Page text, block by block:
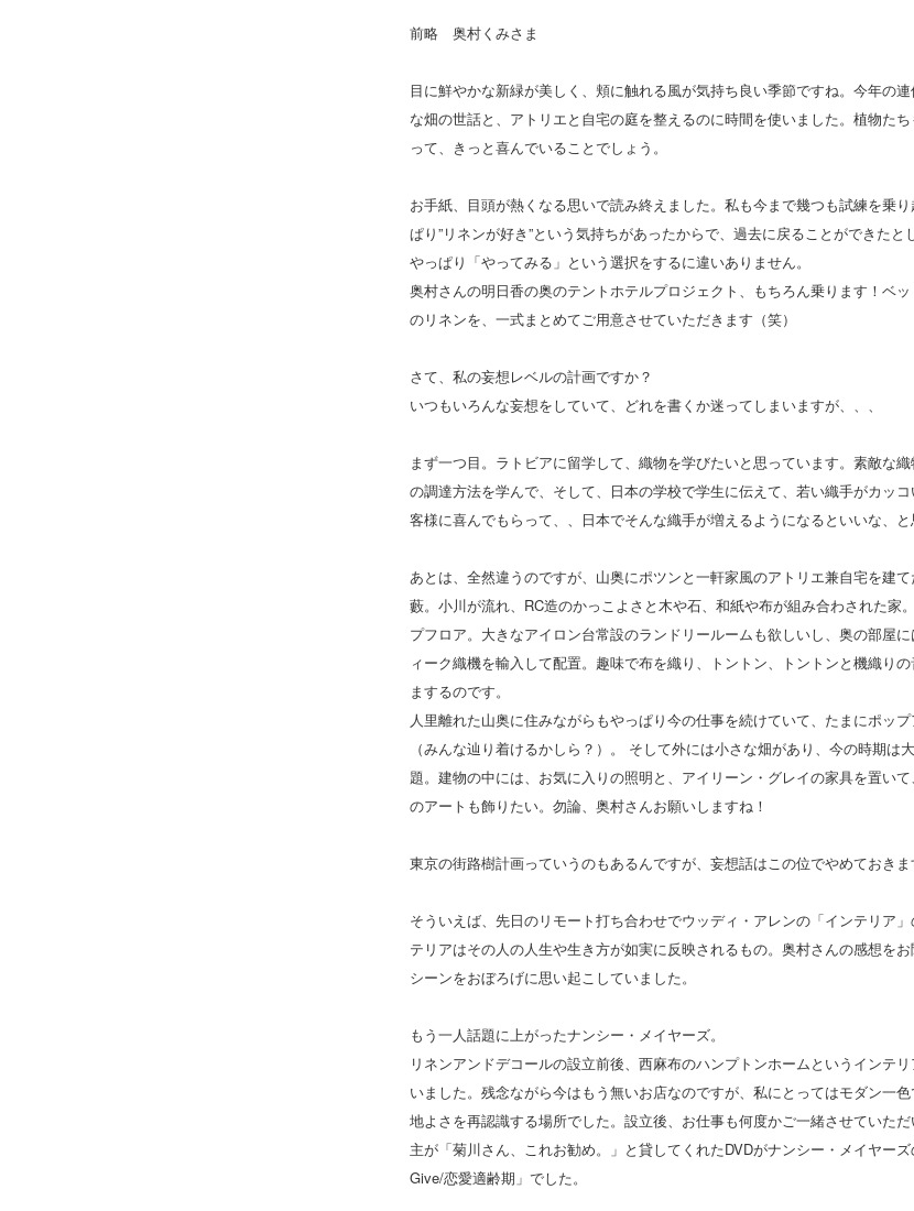
前略 奥村くみさま
目に鮮やかな新緑が美しく、頬に触れる風が気持ち良い季節ですね。今年の
な畑の世話と、アトリエと自宅の庭を整えるのに時間を使いました。植物た
って、きっと喜んでいることでしょう。
お手紙、目頭が熱くなる思いで読み終えました。私も今まで幾つも試練を乗
ぱり”リネンが好き”という気持ちがあったからで、過去に戻ることができたと
やっぱり「やってみる」という選択をするに違いありません。
奥村さんの明日香の奥のテントホテルプロジェクト、もちろん乗ります！ベ
のリネンを、一式まとめてご用意させていただきます（笑）
さて、私の妄想レベルの計画ですか？
いつもいろんな妄想をしていて、どれを書くか迷ってしまいますが、、、
まず一つ目。ラトビアに留学して、織物を学びたいと思っています。素敵な
の調達方法を学んで、そして、日本の学校で学生に伝えて、若い織手がカッ
客様に喜んでもらって、、日本でそんな織手が増えるようになるといいな、と
あとは、全然違うのですが、山奥にポツンと一軒家風のアトリエ兼自宅を建
藪。小川が流れ、RC造のかっこよさと木や石、和紙や布が組み合わされた家
プフロア。大きなアイロン台常設のランドリールームも欲しいし、奥の部屋
ィーク織機を輸入して配置。趣味で布を織り、トントン、トントンと機織り
まするのです。
人里離れた山奥に住みながらもやっぱり今の仕事を続けていて、たまにポッ
（みんな辿り着けるかしら？）。 そして外には小さな畑があり、今の時期は
題。建物の中には、お気に入りの照明と、アイリーン・グレイの家具を置い
のアートも飾りたい。勿論、奥村さんお願いしますね！
東京の街路樹計画っていうのもあるんですが、妄想話はこの位でやめておきま
そういえば、先日のリモート打ち合わせでウッディ・アレンの「インテリア
テリアはその人の人生や生き方が如実に反映されるもの。奥村さんの感想を
シーンをおぼろげに思い起こしていました。
もう一人話題に上がったナンシー・メイヤーズ。
リネンアンドデコールの設立前後、西麻布のハンプトンホームというインテ
いました。残念ながら今はもう無いお店なのですが、私にとってはモダン一
地よさを再認識する場所でした。設立後、お仕事も何度かご一緒させていた
主が「菊川さん、これお勧め。」と貸してくれたDVDがナンシー・メイヤー
Give/恋愛適齢期」でした。